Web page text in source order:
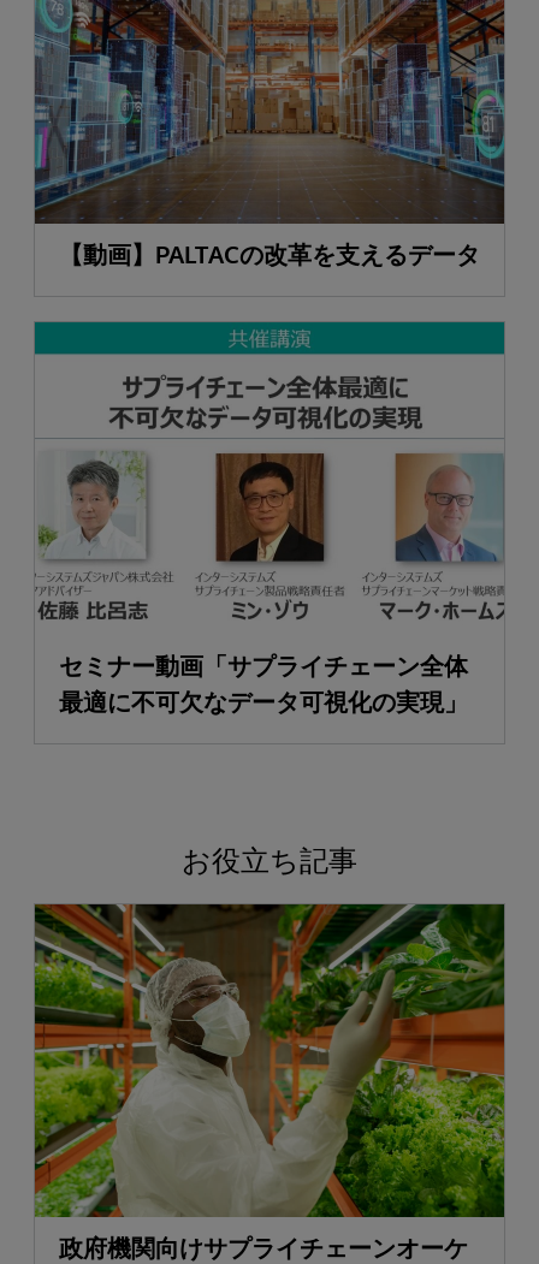
【動画】PALTACの改革を支えるデータ
セミナー動画「サプライチェーン全体
最適に不可欠なデータ可視化の実現」
お役立ち記事
政府機関向けサプライチェーンオーケ